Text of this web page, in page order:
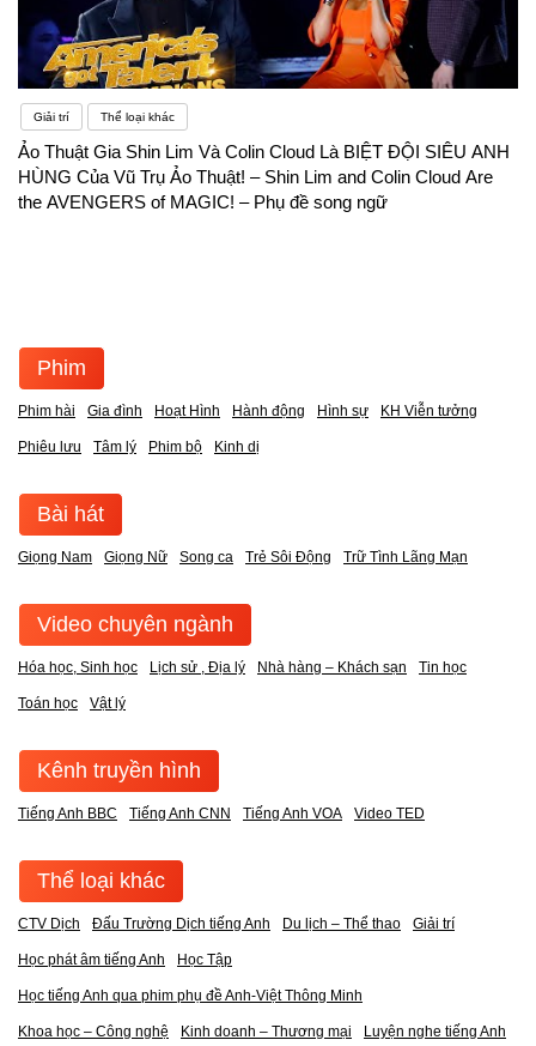
cơ sở vật chất được đầu tư đồng bộ, giáo viên sẽ
có điều kiện đánh giá toàn diện trình độ của các em
và có phương pháp dạy thích hợp.
Giải trí Thể loại khác
Ảo Thuật Gia Shin Lim Và Colin Cloud Là BIỆT ĐỘI SIÊU ANH
HÙNG Của Vũ Trụ Ảo Thuật! – Shin Lim and Colin Cloud Are
the AVENGERS of MAGIC! – Phụ đề song ngữ
Phim
Phim hài Gia đình Hoạt Hình Hành động Hình sự KH Viễn tưởng
Phiêu lưu Tâm lý Phim bộ Kinh dị
Bài hát
Giọng Nam Giọng Nữ Song ca Trẻ Sôi Động Trữ Tình Lãng Mạn
Video chuyên ngành
Hóa học, Sinh học Lịch sử , Địa lý Nhà hàng – Khách sạn Tin học
Toán học Vật lý
Kênh truyền hình
Tiếng Anh BBC Tiếng Anh CNN Tiếng Anh VOA Video TED
Thể loại khác
CTV Dịch Đấu Trường Dịch tiếng Anh Du lịch – Thể thao Giải trí
Học phát âm tiếng Anh Học Tập
Học tiếng Anh qua phim phụ đề Anh-Việt Thông Minh
Khoa học – Công nghệ Kinh doanh – Thương mại Luyện nghe tiếng Anh